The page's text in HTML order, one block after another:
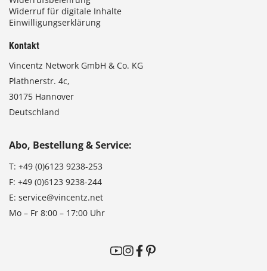
Widerruf für digitale Inhalte
Einwilligungserklärung
Kontakt
Vincentz Network GmbH & Co. KG
Plathnerstr. 4c,
30175 Hannover
Deutschland
Abo, Bestellung & Service:
T: +49 (0)6123 9238-253
F: +49 (0)6123 9238-244
E: service@vincentz.net
Mo – Fr 8:00 – 17:00 Uhr